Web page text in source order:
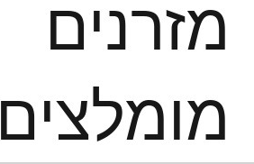
מזרנים
מומלצים